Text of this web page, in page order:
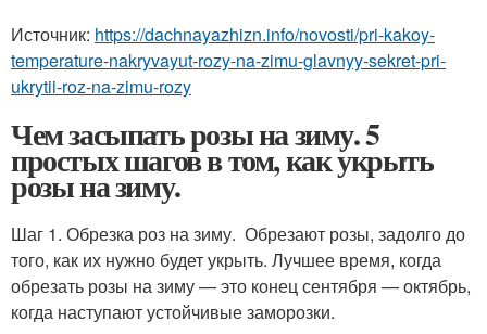
Источник: https://dachnayazhizn.info/novosti/pri-kakoy-
temperature-nakryvayut-rozy-na-zimu-glavnyy-sekret-pri-
ukrytii-roz-na-zimu-rozy
Чем засыпать розы на зиму. 5
простых шагов в том, как укрыть
розы на зиму.
Шаг 1. Обрезка роз на зиму. Обрезают розы, задолго до
того, как их нужно будет укрыть. Лучшее время, когда
обрезать розы на зиму — это конец сентября — октябрь,
когда наступают устойчивые заморозки.